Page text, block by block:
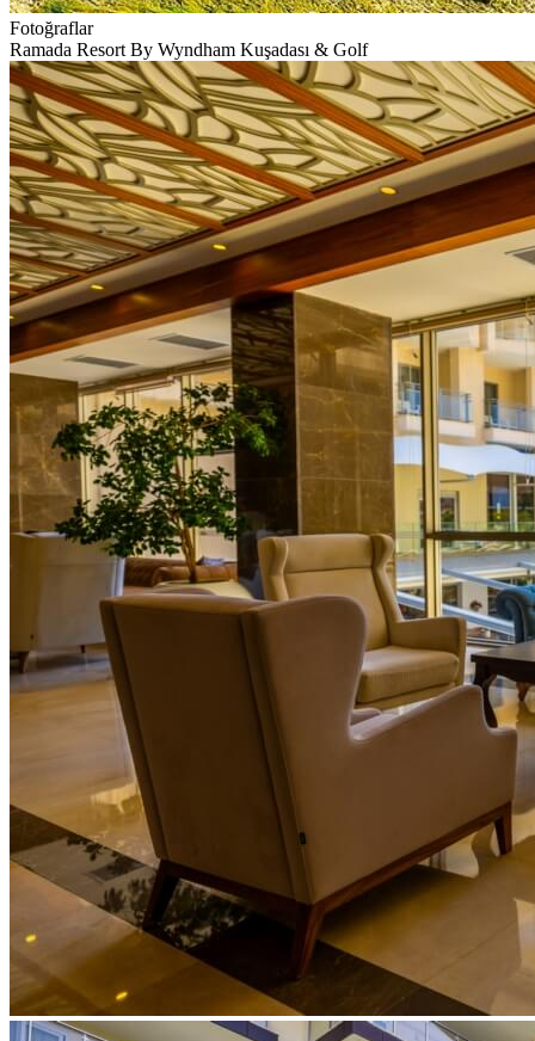
Fotoğraflar
Ramada Resort By Wyndham Kuşadası & Golf